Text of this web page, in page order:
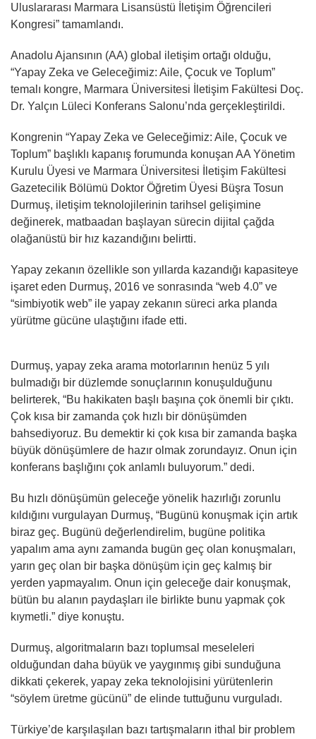
Uluslararası Marmara Lisansüstü İletişim Öğrencileri
Kongresi” tamamlandı.
Anadolu Ajansının (AA) global iletişim ortağı olduğu,
“Yapay Zeka ve Geleceğimiz: Aile, Çocuk ve Toplum”
temalı kongre, Marmara Üniversitesi İletişim Fakültesi Doç.
Dr. Yalçın Lüleci Konferans Salonu’nda gerçekleştirildi.
Kongrenin “Yapay Zeka ve Geleceğimiz: Aile, Çocuk ve
Toplum” başlıklı kapanış forumunda konuşan AA Yönetim
Kurulu Üyesi ve Marmara Üniversitesi İletişim Fakültesi
Gazetecilik Bölümü Doktor Öğretim Üyesi Büşra Tosun
Durmuş, iletişim teknolojilerinin tarihsel gelişimine
değinerek, matbaadan başlayan sürecin dijital çağda
olağanüstü bir hız kazandığını belirtti.
Yapay zekanın özellikle son yıllarda kazandığı kapasiteye
işaret eden Durmuş, 2016 ve sonrasında “web 4.0” ve
“simbiyotik web” ile yapay zekanın süreci arka planda
yürütme gücüne ulaştığını ifade etti.
Durmuş, yapay zeka arama motorlarının henüz 5 yılı
bulmadığı bir düzlemde sonuçlarının konuşulduğunu
belirterek, “Bu hakikaten başlı başına çok önemli bir çıktı.
Çok kısa bir zamanda çok hızlı bir dönüşümden
bahsediyoruz. Bu demektir ki çok kısa bir zamanda başka
büyük dönüşümlere de hazır olmak zorundayız. Onun için
konferans başlığını çok anlamlı buluyorum.” dedi.
Bu hızlı dönüşümün geleceğe yönelik hazırlığı zorunlu
kıldığını vurgulayan Durmuş, “Bugünü konuşmak için artık
biraz geç. Bugünü değerlendirelim, bugüne politika
yapalım ama aynı zamanda bugün geç olan konuşmaları,
yarın geç olan bir başka dönüşüm için geç kalmış bir
yerden yapmayalım. Onun için geleceğe dair konuşmak,
bütün bu alanın paydaşları ile birlikte bunu yapmak çok
kıymetli.” diye konuştu.
Durmuş, algoritmaların bazı toplumsal meseleleri
olduğundan daha büyük ve yaygınmış gibi sunduğuna
dikkati çekerek, yapay zeka teknolojisini yürütenlerin
“söylem üretme gücünü” de elinde tuttuğunu vurguladı.
Türkiye’de karşılaşılan bazı tartışmaların ithal bir problem